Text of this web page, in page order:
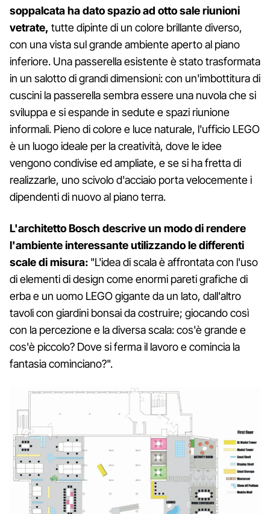
soppalcata ha dato spazio ad otto sale riunioni
vetrate, tutte dipinte di un colore brillante diverso,
con una vista sul grande ambiente aperto al piano
inferiore. Una passerella esistente è stato trasformata
in un salotto di grandi dimensioni: con un'imbottitura di
cuscini la passerella sembra essere una nuvola che si
sviluppa e si espande in sedute e spazi riunione
informali. Pieno di colore e luce naturale, l'ufficio LEGO
è un luogo ideale per la creatività, dove le idee
vengono condivise ed ampliate, e se si ha fretta di
realizzarle, uno scivolo d'acciaio porta velocemente i
dipendenti di nuovo al piano terra.
L'architetto Bosch descrive un modo di rendere
l'ambiente interessante utilizzando le differenti
scale di misura: "L'idea di scala è affrontata con l'uso
di elementi di design come enormi pareti grafiche di
erba e un uomo LEGO gigante da un lato, dall'altro
tavoli con giardini bonsai da costruire; giocando così
con la percezione e la diversa scala: cos'è grande e
cos'è piccolo? Dove si ferma il lavoro e comincia la
fantasia cominciano?".